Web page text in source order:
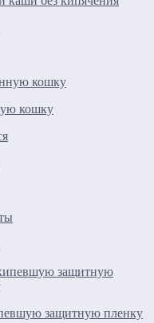
кошку
защитную пленку